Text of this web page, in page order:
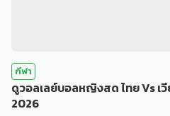
กีฬา
ดูวอลเลย์บอลหญิงสด ไทย Vs เ
2026